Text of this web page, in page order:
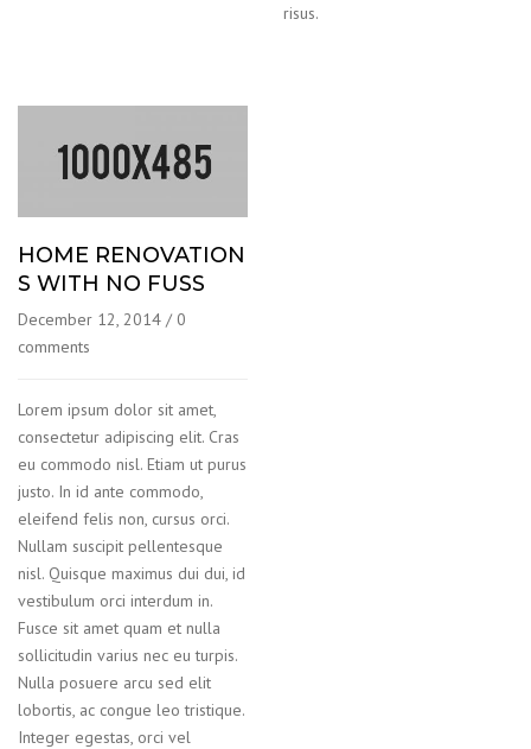
risus.
HOME RENOVATION
S WITH NO FUSS
December 12, 2014 / 0
comments
Lorem ipsum dolor sit amet,
consectetur adipiscing elit. Cras
eu commodo nisl. Etiam ut purus
justo. In id ante commodo,
eleifend felis non, cursus orci.
Nullam suscipit pellentesque
nisl. Quisque maximus dui dui, id
vestibulum orci interdum in.
Fusce sit amet quam et nulla
sollicitudin varius nec eu turpis.
Nulla posuere arcu sed elit
lobortis, ac congue leo tristique.
Integer egestas, orci vel